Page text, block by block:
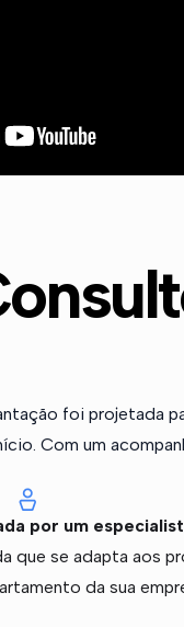
foi projetada
Com um
por um
que se adapta aos
da sua